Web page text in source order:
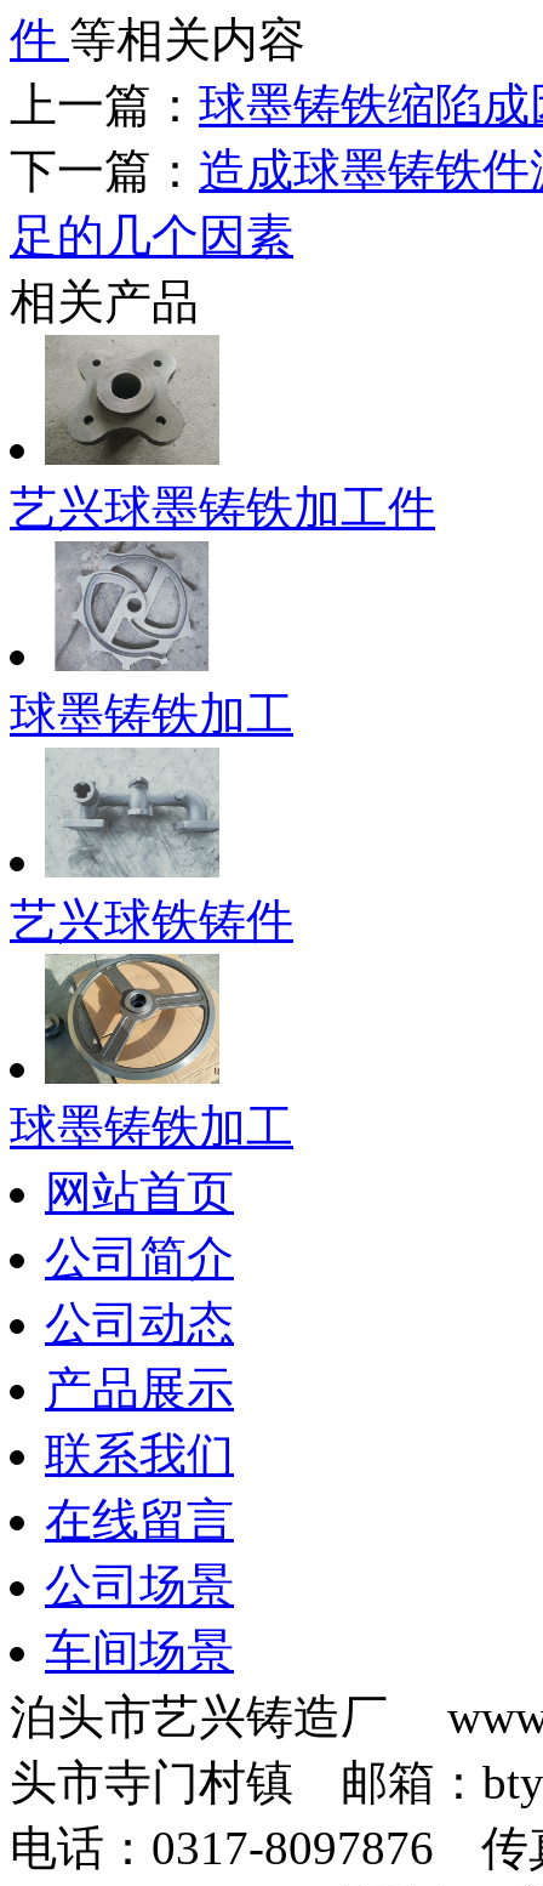
件 等相关内容
上一篇： 球墨铸铁缩陷
下一篇： 造成球墨铸铁
足的几个因素
相关产品
艺兴球墨铸铁加工件
球墨铸铁加工
艺兴球铁铸件
球墨铸铁加工
网站首页
公司简介
公司动态
产品展示
联系我们
在线留言
公司场景
车间场景
泊头市艺兴铸造厂
头市寺门村镇 邮箱：
电话：0317-8097876